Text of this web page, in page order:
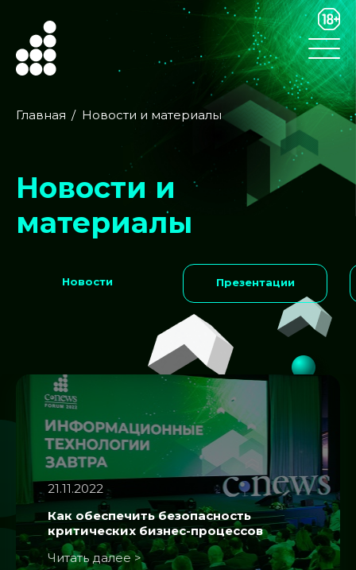
Главная Новости и материалы
Новости и
материалы
Новости Презентации
21.11.2022
Как обеспечить безопасность
критических бизнес-процессов
Читать далее >